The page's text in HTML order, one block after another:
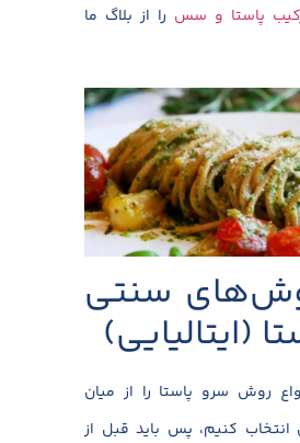
پاستا و سس را از بلاگ ما
سنتی
(ایتالیایی)
روش سرو پاستا را از میان
کنیم،‌ پس باید قبل از